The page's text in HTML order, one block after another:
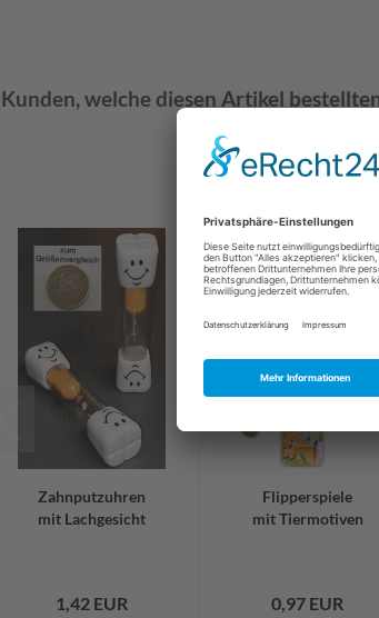
Kunden, welche diesen Artikel
Zahnputzuhren
mit Lachgesicht
1,42 EUR
Flipperspiele
mit Tiermotiven
0,97 EUR